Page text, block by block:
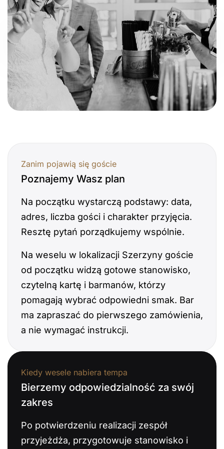
Zanim pojawią się goście
Poznajemy Wasz plan
Na początku wystarczą podstawy: data,
adres, liczba gości i charakter przyjęcia.
Resztę pytań porządkujemy wspólnie.
Na weselu w lokalizacji Szerzyny goście
od początku widzą gotowe stanowisko,
czytelną kartę i barmanów, którzy
pomagają wybrać odpowiedni smak. Bar
ma zapraszać do pierwszego zamówienia,
a nie wymagać instrukcji.
Kiedy wesele nabiera tempa
Bierzemy odpowiedzialność za swój
zakres
Po potwierdzeniu realizacji zespół
przyjeżdża, przygotowuje stanowisko i